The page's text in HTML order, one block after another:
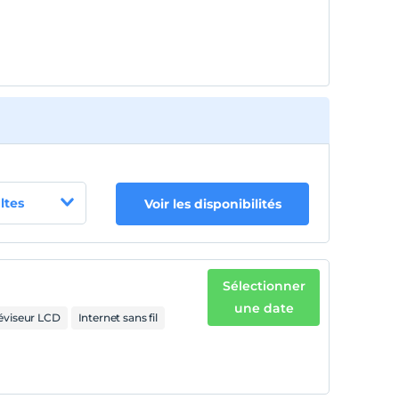
Voir les disponibilités
LCD Internet sans fil
Sélectionner
une date